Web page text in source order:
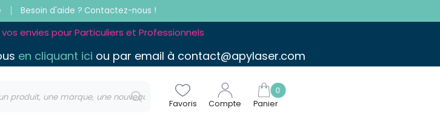
envies pour Particuliers et Professionnels
en cliquant ici ou par email à contact@apylaser.com
Besoin d'aide ? Contactez-nous !
Favoris Compte Panier
0